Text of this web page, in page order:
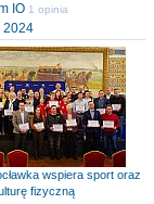
IO 1 opinia
2024
wspiera sport oraz
fizyczną